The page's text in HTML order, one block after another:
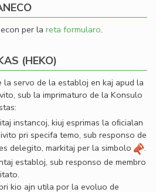
per la reta formularo.
(HEKO)
servo de la establoj en kaj apud la
sub la imprimaturo de la Konsulo
instancoj, kiuj esprimas la oﬁcialan
pri specifa temo, sub responso de
delegito, markitaj per la simbolo
.
establoj, sub responso de membro
kio ajn utila por la evoluo de